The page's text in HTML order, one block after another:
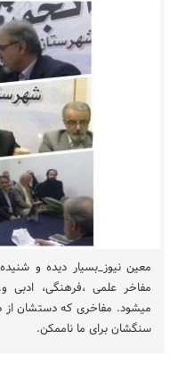
معین نیوز_بسیار دیده و
مفاخر علمی ،فرهنگی، ادبی
میشود. مفاخری که دستشان از
سنگشان برای ما ناممکن.